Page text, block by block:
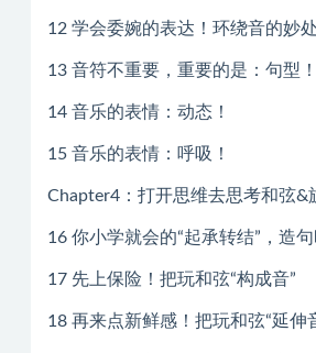
12 学会委婉的表达！环绕音的妙处
13 音符不重要，重要的是：句型！
14 音乐的表情：动态！
15 音乐的表情：呼吸！
Chapter4：打开思维去思考和弦&
16 你小学就会的“起承转结”，造
17 先上保险！把玩和弦“构成音”
18 再来点新鲜感！把玩和弦“延伸